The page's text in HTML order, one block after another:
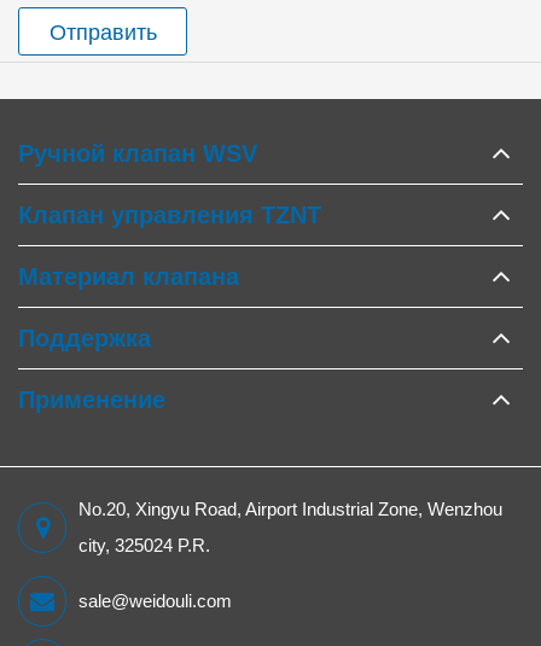
Отправить
Ручной клапан WSV
Клапан управления TZNT
Материал клапана
Поддержка
Применение
No.20, Xingyu Road, Airport Industrial Zone, Wenzhou
city, 325024 P.R.
sale@weidouli.com